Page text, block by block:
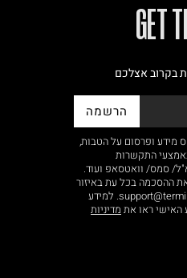
בקרוב אצלכם
הרשמה
מידע ופרסום על הטבות,
התקשרות
סמס/ וואטסאפ ועוד.
ההסכמה בכל עת באיזור
האישי או בפנייה לsupport@terminalx.com. למידע
האישי ראו את מדיניות